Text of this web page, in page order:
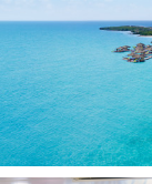
plavbu